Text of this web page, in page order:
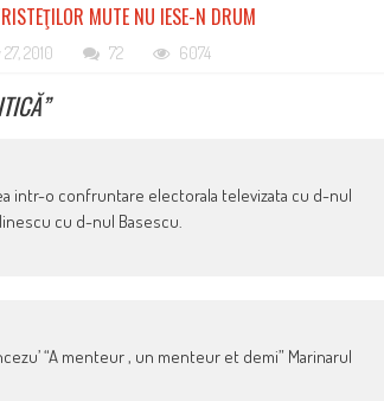
MUTE NU IESE-N DRUM
2010 72 6074
”
intr-o confruntare electorala televizata cu d-nul
cu d-nul Basescu.
“A menteur , un menteur et demi” Marinarul